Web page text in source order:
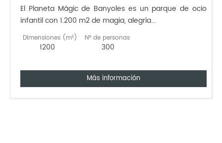
El Planeta Màgic de Banyoles es un parque de ocio
infantil con 1.200 m2 de magia, alegría...
Dimensiones (m²)
1200
Nº de personas
300
Más información